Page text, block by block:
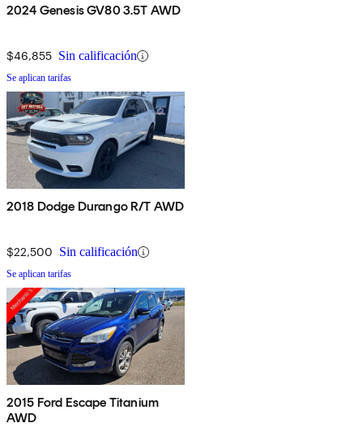
2024 Genesis GV80 3.5T AWD
$46,855 Sin calificación
Se aplican tarifas
2018 Dodge Durango R/T AWD
$22,500 Sin calificación
Se aplican tarifas
2015 Ford Escape Titanium
AWD